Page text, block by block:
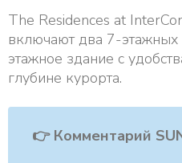
The Residences at
включают два 7-
этажное здание с
глубине курорта.
👉 Комментарий